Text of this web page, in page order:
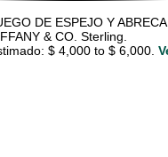
DE ESPEJO Y
& CO. Sterling.
$ 4,000 to $ 6,000.